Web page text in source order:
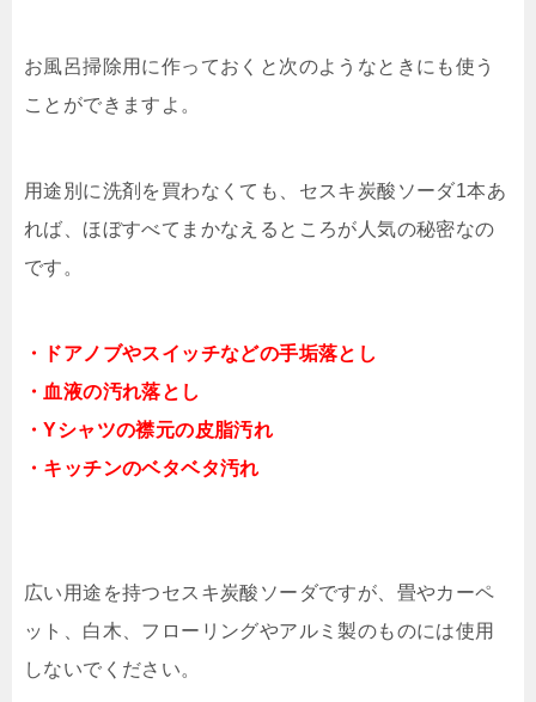
お風呂掃除用に作っておくと次のようなときにも使う
ことができますよ。
用途別に洗剤を買わなくても、セスキ炭酸ソーダ1本あ
れば、ほぼすべてまかなえるところが人気の秘密なの
です。
・ドアノブやスイッチなどの手垢落とし
・血液の汚れ落とし
・Yシャツの襟元の皮脂汚れ
・キッチンのベタベタ汚れ
広い用途を持つセスキ炭酸ソーダですが、畳やカーペ
ット、白木、フローリングやアルミ製のものには使用
しないでください。